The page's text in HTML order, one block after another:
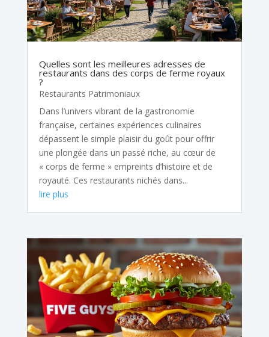
Quelles sont les meilleures adresses de
restaurants dans des corps de ferme royaux
?
Restaurants Patrimoniaux
Dans l’univers vibrant de la gastronomie
française, certaines expériences culinaires
dépassent le simple plaisir du goût pour offrir
une plongée dans un passé riche, au cœur de
« corps de ferme » empreints d’histoire et de
royauté. Ces restaurants nichés dans...
lire plus